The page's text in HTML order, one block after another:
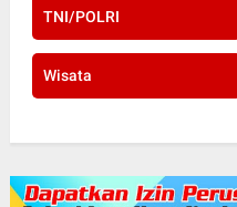
TNI/POLRI
Wisata